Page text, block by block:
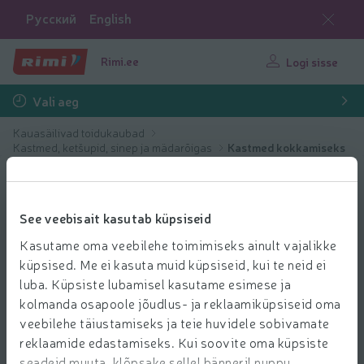
See veebisait kasutab küpsiseid
Kasutame oma veebilehe toimimiseks ainult vajalikke
küpsised. Me ei kasuta muid küpsiseid, kui te neid ei
luba. Küpsiste lubamisel kasutame esimese ja
kolmanda osapoole jõudlus- ja reklaamiküpsiseid oma
veebilehe täiustamiseks ja teie huvidele sobivamate
reklaamide edastamiseks. Kui soovite oma küpsiste
Русский English
Rimi.ee Logi sisse
Vali aeg
Kauasäilivad toidukaubad
Kastmed, ketšupid, sinep ja mädarõigas
Kastmed kokkamiseks